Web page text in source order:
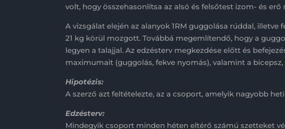
volt, hogy összehasonlítsa az alsó és felsőtest izom- és
A vizsgálat elején az alanyok 1RM guggolása rúddal,
21 kg körül mozgott. Továbbá megemlítendő, hogy a
legyen a talajjal. Az edzésterv megkezdése előtt és
maximumait (guggolás, fekve nyomás), valamint a
Hipotézis:
A szerző azt feltételezte, az a csoport, amelyik nagyobb
Edzésterv:
Mindegyik csoport minden héten eltérő számú szetteket